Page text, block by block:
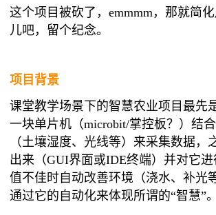
这个项目被砍了，emmmm，那就简
儿吧，留个纪念。
项目背景
课堂教学场景下的智慧农业项目最先
一块单片机（microbit/掌控板？）结
（土壤湿度、光线等）来采集数据，
出来（GUI界面或IDE终端）并对它
值不佳时自动改善环境（浇水、补光
通过它的自动化来体现所谓的“智慧”。